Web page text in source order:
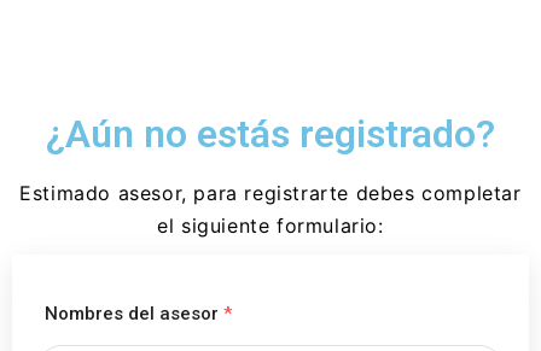
¿Aún no estás registrado?
Estimado asesor, para registrarte debes completar
el siguiente formulario:
Nombres del asesor *